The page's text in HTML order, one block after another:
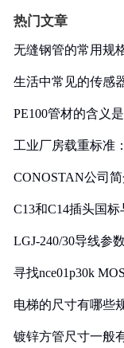
热门文章
无缝钢管的常用规
生活中常见的传感
PE100管材的含义
工业厂房载重标准
CONOSTAN公司
C13和C14插头国
LGJ-240/30导线参
寻找nce01p30k
电梯的尺寸有哪些
镀锌方管尺寸一般